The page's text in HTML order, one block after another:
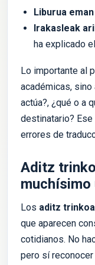
Liburua
Irakasleak
ha explicado
Lo importante al
académicas, sino
actúa?, ¿qué o a
destinatario?
errores de
Aditz
muchísimo
Los aditz
que aparecen
cotidianos. No
pero sí